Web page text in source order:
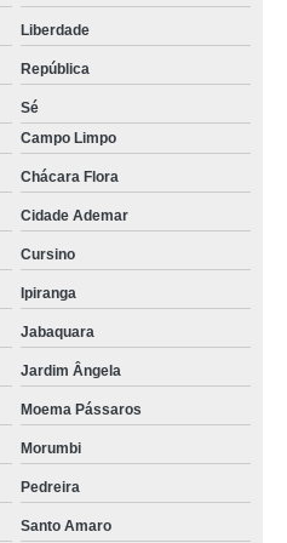
da Serra
Liberdade
República
Sé
Campo Limpo
Chácara Flora
Cidade Ademar
Cursino
Ipiranga
Jabaquara
Jardim Ângela
Moema Pássaros
Morumbi
Pedreira
Santo Amaro